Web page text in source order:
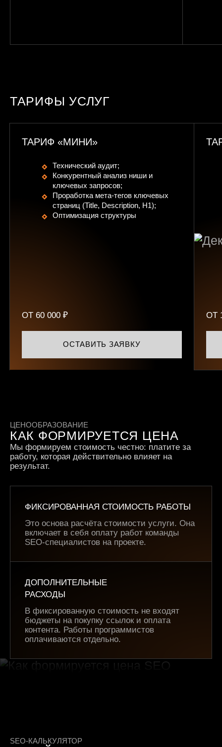
ТАРИФЫ УСЛУГ
ТАРИФ «МИНИ»
Технический аудит;
Конкурентный анализ ниши и
ключевых запросов;
Проработка мета-тегов ключевых
страниц (Title, Description, H1);
Оптимизация структуры
ОТ 60 000 ₽
ОСТАВИТЬ ЗАЯВКУ
ОТ
ЦЕНООБРАЗОВАНИЕ
КАК ФОРМИРУЕТСЯ ЦЕНА
Мы формируем стоимость честно: платите за
работу, которая действительно влияет на
результат.
ФИКСИРОВАННАЯ СТОИМОСТЬ РАБОТЫ
Это основа расчёта стоимости услуги. Она
включает в себя оплату работ команды
SEO-специалистов на проекте.
ДОПОЛНИТЕЛЬНЫЕ
РАСХОДЫ
В фиксированную стоимость не входят
бюджеты на покупку ссылок и оплата
контента. Работы программистов
оплачиваются отдельно.
SEO-КАЛЬКУЛЯТОР